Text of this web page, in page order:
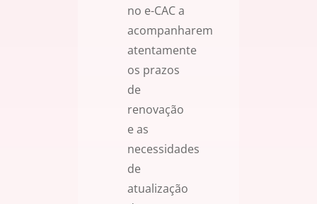
no e-CAC a
acompanharem
atentamente
os prazos
de
renovação
e as
necessidades
de
atualização